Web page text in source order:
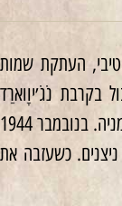
שם פיקטיבי, העתקת שמות
בקרבת נֹגֹ׳יוָוארַד
(Nagyvárad) לרומניה. ברכבת נסעו יחד אתה חברי תנועתה, חנה כהן ושמעון לוי, שנתפסו בעת ביקורת בקרון. רחל הצליחה לחמוק ולהגיע לרומניה. בנובמבר 1944
כשעזבה את